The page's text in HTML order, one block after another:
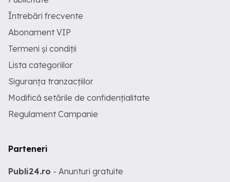
Întrebări frecvente
Abonament VIP
Termeni și condiții
Lista categoriilor
Siguranța tranzacțiilor
Modifică setările de confidențialitate
Regulament Campanie
Parteneri
Publi24.ro - Anunturi gratuite